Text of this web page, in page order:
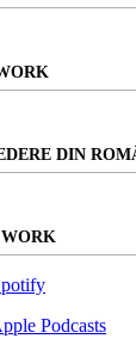
DIN